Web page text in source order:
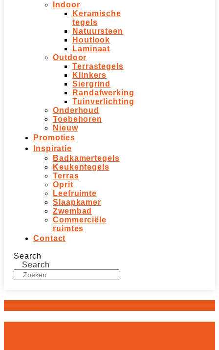
Indoor
Keramische
tegels
Natuursteen
Houtlook
Laminaat
Outdoor
Terrastegels
Klinkers
Siergrind
Randafwerking
Tuinverlichting
Onderhoud
Toebehoren
Nieuw
Promoties
Inspiratie
Badkamertegels
Keukentegels
Terras
Oprit
Leefruimte
Slaapkamer
Zwembad
Commerciële
ruimtes
Contact
Search
Search